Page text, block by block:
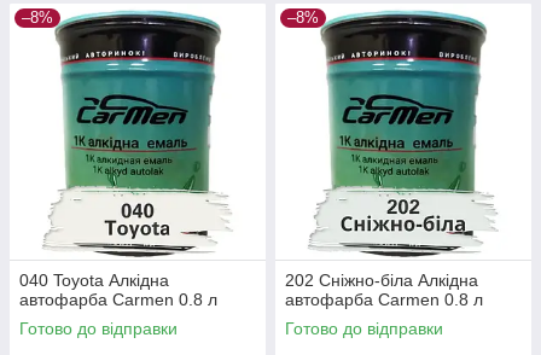
–8%
040 Toyota Алкідна
автофарба Carmen 0.8 л
Готово до відправки
–8%
202 Сніжно-біла Алкідна
автофарба Carmen 0.8 л
Готово до відправки